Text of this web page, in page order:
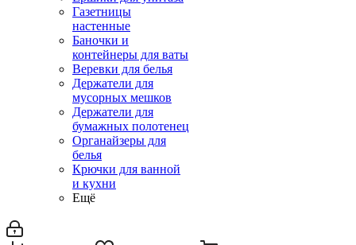
Газетницы
настенные
Баночки и
контейнеры для ваты
Веревки для белья
Держатели для
мусорных мешков
Держатели для
бумажных полотенец
Органайзеры для
белья
Крючки для ванной
и кухни
Ещё